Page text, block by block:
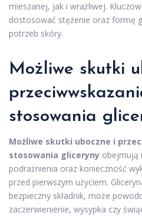
mieszanej, jak i wrażliwej.
dostosować stężenie oraz formę
potrzeb skóry.
Możliwe skutki
stosowania
Możliwe skutki uboczne i
stosowania gliceryny obejmują
podrażnienia oraz konieczność
przed pierwszym użyciem.
bezpieczny składnik, może
zaczerwienienie, wysypka czy